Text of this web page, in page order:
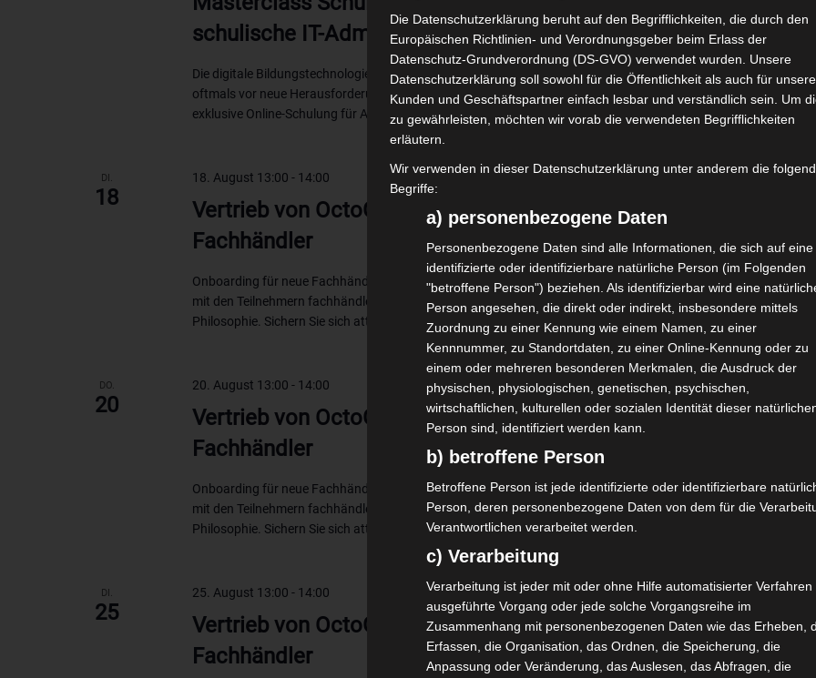
schulische IT-Admins
Die digitale Bildungstechnologie ist ein großes und wichtiges Thema, welches auch Administratoren
oftmals vor neue Herausforderungen stellt. Mit unserer „Masterclass Schul-IT“ bieten wir Ihnen jetzt eine
exklusive Online-Schulung für Admins...
DI.
18
Vertrieb von OctoGate IT-Schullösungen – Das Webinar für
Fachhändler
18. August 13:00 - 14:00
Onboarding für neue Fachhändler – In diesem Webinar bespricht und diskutiert der OctoGate Vertrieb
mit den Teilnehmern fachhändlerspezifische Themen wie Technologien, Konditionen und unsere
Philosophie. Sichern Sie sich attraktive Konditionen...
DO.
20
Vertrieb von OctoGate IT-Businesslösung – Das Webinar für
Fachhändler
20. August 13:00 - 14:00
Onboarding für neue Fachhändler – In diesem Webinar bespricht und diskutiert der OctoGate Vertrieb
mit den Teilnehmern fachhändlerspezifische Themen wie Technologien, Konditionen und unsere
Philosophie. Sichern Sie sich attraktive Konditionen...
DI.
25
Vertrieb von OctoGate IT-Schullösungen – Das Webinar für
Fachhändler
25. August 13:00 - 14:00
Die Datenschutzerklärung beruht auf den Begrifflichkeiten, die durch den
Europäischen Richtlinien- und Verordnungsgeber beim Erlass der
Datenschutz-Grundverordnung (DS-GVO) verwendet wurden. Unsere
Datenschutzerklärung soll sowohl für die Öffentlichkeit als auch für unsere
Kunden und Geschäftspartner einfach lesbar und verständlich sein. Um
zu gewährleisten, möchten wir vorab die verwendeten Begrifflichkeiten
erläutern.
Wir verwenden in dieser Datenschutzerklärung unter anderem die
Begriffe:
a) personenbezogene Daten
Personenbezogene Daten sind alle Informationen, die sich auf eine
identifizierte oder identifizierbare natürliche Person (im Folgenden
"betroffene Person") beziehen. Als identifizierbar wird eine
Person angesehen, die direkt oder indirekt, insbesondere mittels
Zuordnung zu einer Kennung wie einem Namen, zu einer
Kennnummer, zu Standortdaten, zu einer Online-Kennung oder zu
einem oder mehreren besonderen Merkmalen, die Ausdruck der
physischen, physiologischen, genetischen, psychischen,
wirtschaftlichen, kulturellen oder sozialen Identität dieser
Person sind, identifiziert werden kann.
b) betroffene Person
Betroffene Person ist jede identifizierte oder identifizierbare
Person, deren personenbezogene Daten von dem für die
Verantwortlichen verarbeitet werden.
c) Verarbeitung
Verarbeitung ist jeder mit oder ohne Hilfe automatisierter Verfahren
ausgeführte Vorgang oder jede solche Vorgangsreihe im
Zusammenhang mit personenbezogenen Daten wie das Erheben,
Erfassen, die Organisation, das Ordnen, die Speicherung, die
Anpassung oder Veränderung, das Auslesen, das Abfragen, die